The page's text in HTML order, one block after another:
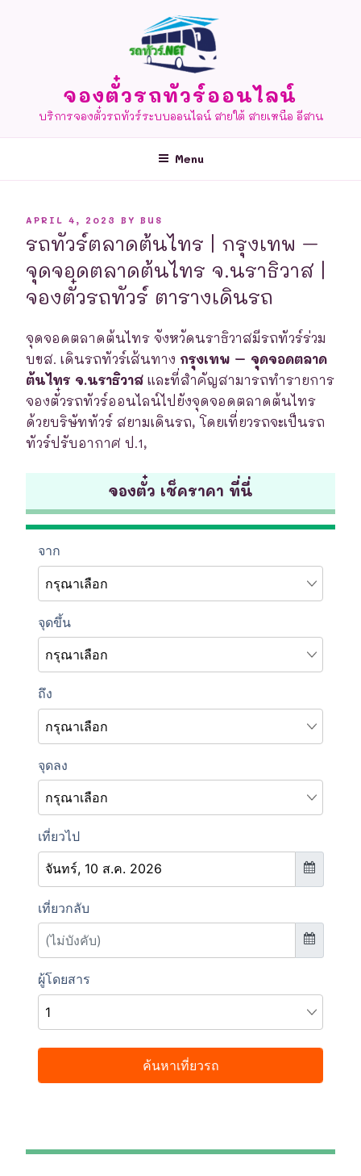
จองตั๋วรถทัวร์ออนไลน์
บริการจองตั๋วรถทัวร์ระบบออนไลน์ สายใต้ สายเหนือ อีสาน
Menu
POSTED
APRIL 4, 2023 BY BUS
รถทัวร์ตลาดต้นไทร | กรุงเทพ –
จุดจอดตลาดต้นไทร จ.นราธิวาส |
จองตั๋วรถทัวร์ ตารางเดินรถ
จุดจอดตลาดต้นไทร จังหวัดนราธิวาสมีรถทัวร์ร่วม
บขส. เดินรถทัวร์เส้นทาง กรุงเทพ – จุดจอดตลาด
ต้นไทร จ.นราธิวาส และที่สำคัญสามารถทำรายการ
จองตั๋วรถทัวร์ออนไลน์ไปยังจุดจอดตลาดต้นไทร
ด้วยบริษัททัวร์ สยามเดินรถ, โดยเที่ยวรถจะเป็นรถ
ทัวร์ปรับอากาศ ป.1,
จองตั๋ว เช็คราคา ที่นี่